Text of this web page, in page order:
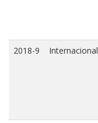
2018-9 Internacional